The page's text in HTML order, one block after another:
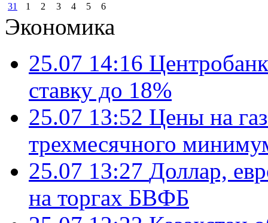
31
1 2 3 4 5 6
Экономика
25.07 14:16
ставку до 18%
25.07 13:52 Цены на
трехмесячного
25.07 13:27 Доллар,
на торгах БВФБ